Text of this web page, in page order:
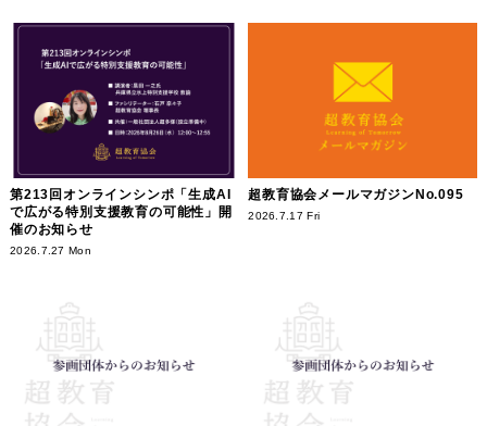
第213回オンラインシンポ「生成AI
で広がる特別支援教育の可能性」開
催のお知らせ
2026.7.27 Mon
超教育協会メールマガジンNo.095
2026.7.17 Fri